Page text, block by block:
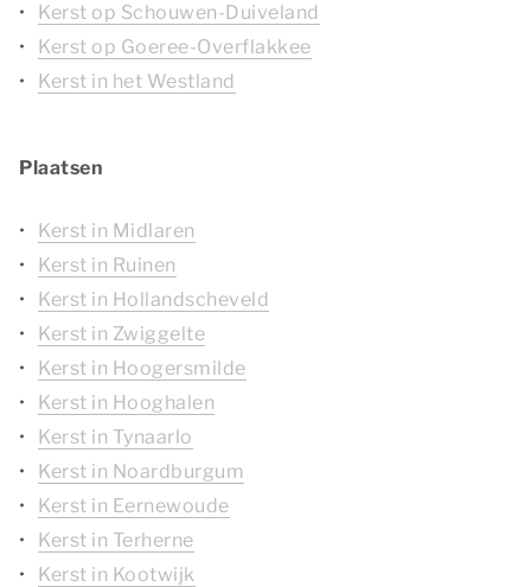
Kerst op Schouwen-Duiveland
Kerst op Goeree-Overflakkee
Kerst in het Westland
Plaatsen
Kerst in Midlaren
Kerst in Ruinen
Kerst in Hollandscheveld
Kerst in Zwiggelte
Kerst in Hoogersmilde
Kerst in Hooghalen
Kerst in Tynaarlo
Kerst in Noardburgum
Kerst in Eernewoude
Kerst in Terherne
Kerst in Kootwijk